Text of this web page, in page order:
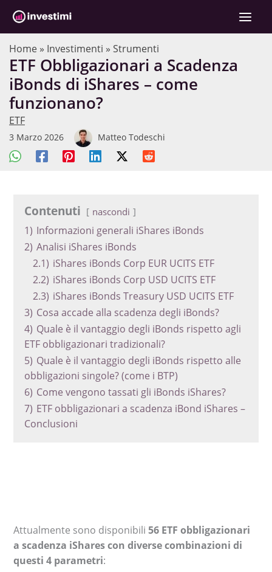
contenuto
Home » Investimenti » Strumenti
ETF Obbligazionari a Scadenza
iBonds di iShares – come
funzionano?
ETF
3 Marzo 2026 Matteo Todeschi
Contenuti nascondi
1) Informazioni generali iShares iBonds
2) Analisi iShares iBonds
2.1) iShares iBonds Corp EUR UCITS ETF
2.2) iShares iBonds Corp USD UCITS ETF
2.3) iShares iBonds Treasury USD UCITS ETF
3) Cosa accade alla scadenza degli iBonds?
4) Quale è il vantaggio degli iBonds rispetto agli
ETF obbligazionari tradizionali?
5) Quale è il vantaggio degli iBonds rispetto alle
obbligazioni singole? (come i BTP)
6) Come vengono tassati gli iBonds iShares?
7) ETF obbligazionari a scadenza iBond iShares –
Conclusioni
Attualmente sono disponibili56 ETF obbligazionari
a scadenza iShares con diverse combinazioni di
questi 4 parametri:
C
r
c
a